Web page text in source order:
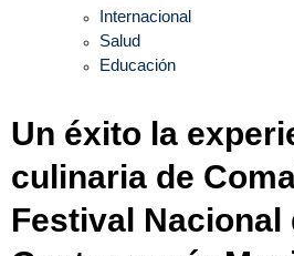
Internacional
Salud
Educación
Un éxito la
culinaria de
Festival Nacional